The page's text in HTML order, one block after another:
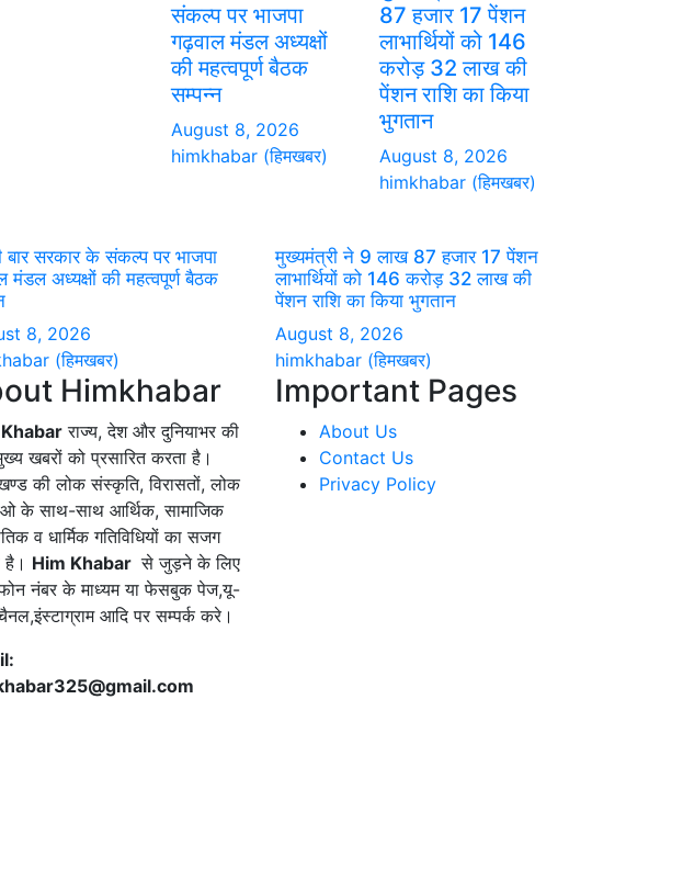
संकल्प पर भाजपा
गढ़वाल मंडल अध्यक्षों
की महत्वपूर्ण बैठक
सम्पन्न
August 8, 2026
himkhabar (हिमखबर)
87 हजार 17 पेंशन
लाभार्थियों को 146
करोड़ 32 लाख की
पेंशन राशि का किया
भुगतान
August 8, 2026
himkhabar (हिमखबर)
बार सरकार के संकल्प पर भाजपा
मंडल अध्यक्षों की महत्वपूर्ण बैठक
8, 2026
(हिमखबर)
मुख्यमंत्री ने 9 लाख 87 हजार 17 पेंशन
लाभार्थियों को 146 करोड़ 32 लाख की
पेंशन राशि का किया भुगतान
August 8, 2026
himkhabar (हिमखबर)
Himkhabar
राज्य, देश और दुनियाभर की
खबरों को प्रसारित करता है।
की लोक संस्कृति, विरासतों, लोक
के साथ-साथ आर्थिक, सामाजिक
व धार्मिक गतिविधियों का सजग
है। Him Khabar से जुड़ने के लिए
फोन नंबर के माध्यम या फेसबुक पेज,यू-
आदि पर सम्पर्क करे।
Important Pages
About Us
Contact Us
Privacy Policy